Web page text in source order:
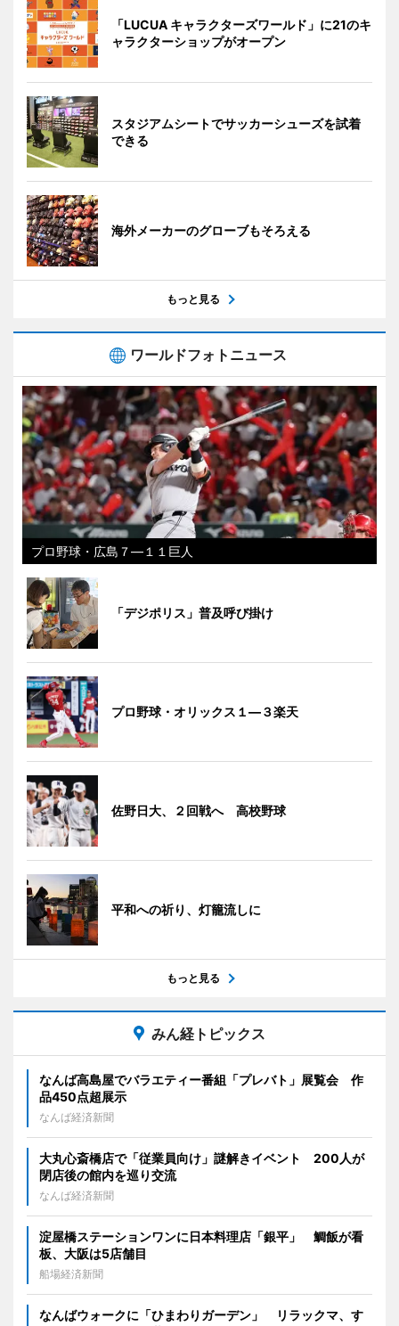
「LUCUA キャラクターズワールド」に21のキ
ャラクターショップがオープン
スタジアムシートでサッカーシューズを試着
できる
海外メーカーのグローブもそろえる
もっと見る
ワールドフォトニュース
プロ野球・広島７―１１巨人
「デジポリス」普及呼び掛け
プロ野球・オリックス１―３楽天
佐野日大、２回戦へ 高校野球
平和への祈り、灯籠流しに
もっと見る
みん経トピックス
なんば高島屋でバラエティー番組「プレバト」展覧会 作
品450点超展示
なんば経済新聞
大丸心斎橋店で「従業員向け」謎解きイベント 200人が
閉店後の館内を巡り交流
なんば経済新聞
淀屋橋ステーションワンに日本料理店「銀平」 鯛飯が看
板、大阪は5店舗目
船場経済新聞
なんばウォークに「ひまわりガーデン」 リラックマ、す